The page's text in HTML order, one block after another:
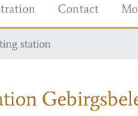
Contact
station